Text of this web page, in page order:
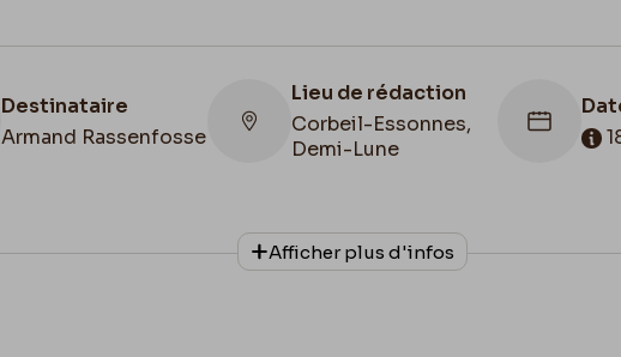
Destinataire
Armand Rassenfosse
Lieu de rédaction
Corbeil-Essonnes,
Demi-Lune
Collationnage
Date de fin
Afficher plus d'infos